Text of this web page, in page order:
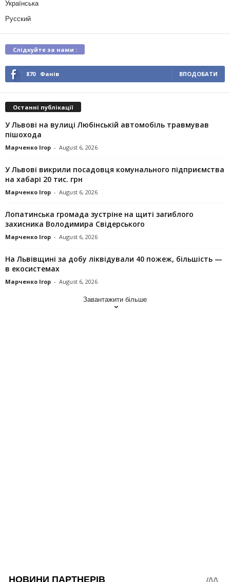
Українська
Русский
Слідкуйте за нами :
870 Фанів ВПОДОБАТИ
Останні публікації
У Львові на вулиці Любінській автомобіль травмував
пішохода
Марченко Ігор - August 6, 2026
У Львові викрили посадовця комунального підприємства
на хабарі 20 тис. грн
Марченко Ігор - August 6, 2026
Лопатинська громада зустріне на щиті загиблого
захисника Володимира Свідерського
Марченко Ігор - August 6, 2026
На Львівщині за добу ліквідували 40 пожеж, більшість —
в екосистемах
Марченко Ігор - August 6, 2026
Завантажити більше